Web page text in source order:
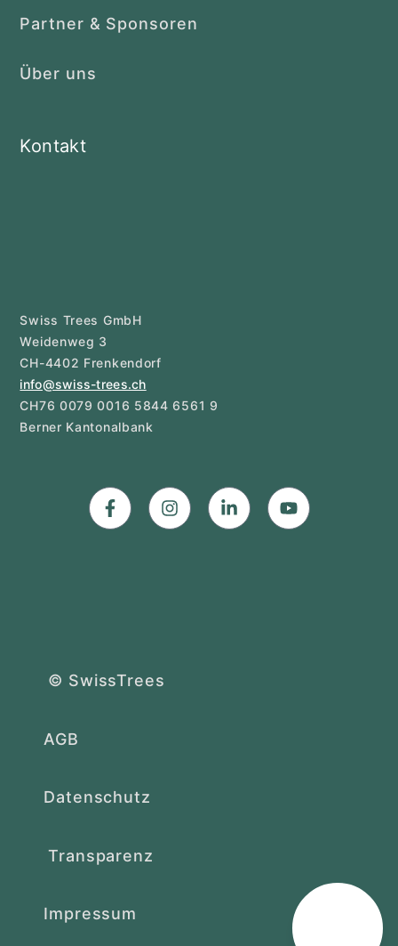
Partner & Sponsoren
Über uns
Kontakt
Swiss Trees GmbH
Weidenweg 3
CH-4402 Frenkendorf
info@swiss-trees.ch
CH76 0079 0016 5844 6561 9
Berner Kantonalbank
© SwissTrees
AGB
Datenschutz
Transparenz
Impressum